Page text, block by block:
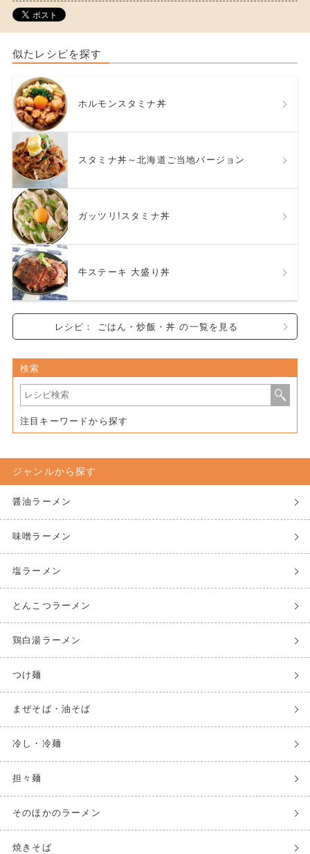
似たレシピを探す
ホルモンスタミナ丼
スタミナ丼～北海道ご当地バージョン
ガッツリ!スタミナ丼
牛ステーキ 大盛り丼
レシピ： ごはん・炒飯・丼 の一覧を見る
検索
注目キーワードから探す
ジャンルから探す
醤油ラーメン
味噌ラーメン
塩ラーメン
とんこつラーメン
鶏白湯ラーメン
つけ麺
まぜそば・油そば
冷し・冷麺
担々麺
そのほかのラーメン
焼きそば